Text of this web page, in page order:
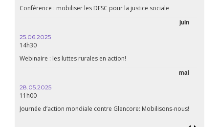
Conférence : mobiliser les DESC pour la justice sociale
juin
25.06.2025
14h30
Webinaire : les luttes rurales en action!
mai
28.05.2025
11h00
Journée d’action mondiale contre Glencore: Mobilisons-nous!